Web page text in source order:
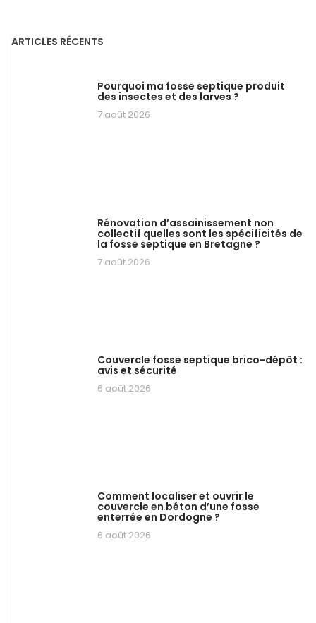
ARTICLES RÉCENTS
Pourquoi ma fosse septique produit
des insectes et des larves ?
7 août 2026
Rénovation d’assainissement non
collectif quelles sont les spécificités de
la fosse septique en Bretagne ?
7 août 2026
Couvercle fosse septique brico-dépôt :
avis et sécurité
6 août 2026
Comment localiser et ouvrir le
couvercle en béton d’une fosse
enterrée en Dordogne ?
6 août 2026